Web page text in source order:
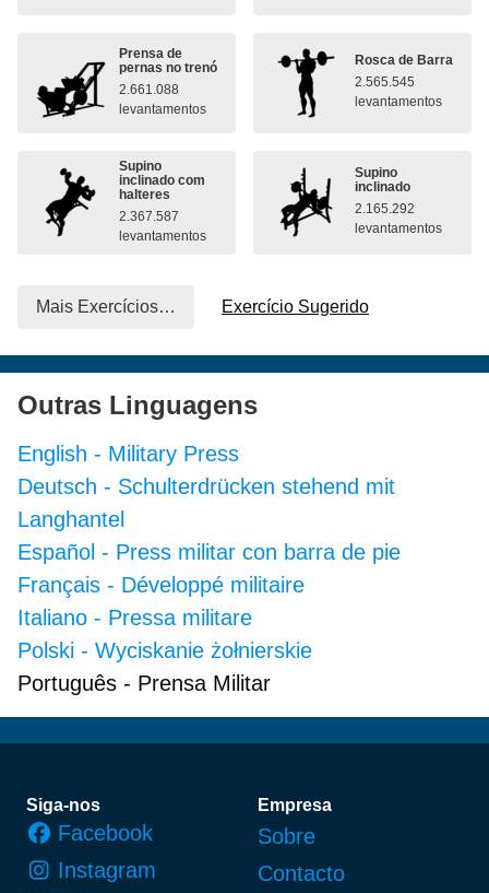
Prensa de
pernas no trenó
2.661.088
levantamentos
Rosca de Barra
2.565.545
levantamentos
Supino
inclinado com
halteres
2.367.587
levantamentos
Supino
inclinado
2.165.292
levantamentos
Mais Exercícios… Exercício Sugerido
Outras Linguagens
English - Military Press
Deutsch - Schulterdrücken stehend mit
Langhantel
Español - Press militar con barra de pie
Français - Développé militaire
Italiano - Pressa militare
Polski - Wyciskanie żołnierskie
Português - Prensa Militar
Rodapé
Siga-nos
Facebook
Instagram
Empresa
Sobre
Contacto